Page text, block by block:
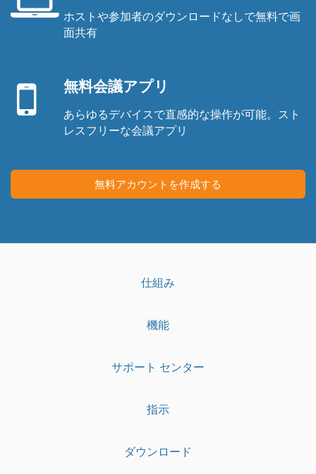
パ
コ
ホストや参加者のダウンロードなしで無料で画
面共有
ル
無料会議アプリ
あらゆるデバイスで直感的な操作が可能。スト
レスフリーな会議アプリ
無料アカウントを作成する
仕組み
機能
サポート センター
指示
ダウンロード